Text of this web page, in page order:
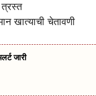
त्रस्त
खात्याची चेतावणी
जारी